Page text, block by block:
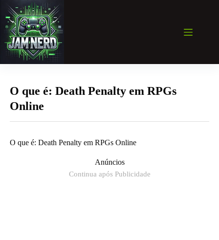
para
conteúdo
O que é: Death Penalty em RPGs
Online
O que é: Death Penalty em RPGs Online
Anúncios
Continua após Publicidade